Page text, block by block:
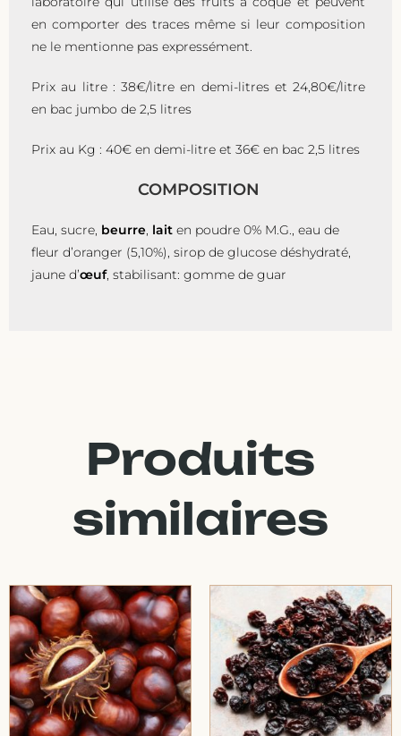
en comporter des traces même si leur composition
ne le mentionne pas expressément.
Prix au litre : 38€/litre en demi-litres et 24,80€/litre
en bac jumbo de 2,5 litres
Prix au Kg : 40€ en demi-litre et 36€ en bac 2,5 litres
COMPOSITION
Eau, sucre, beurre, lait en poudre 0% M.G., eau de
fleur d’oranger (5,10%), sirop de glucose déshydraté,
jaune d’œuf, stabilisant: gomme de guar
Produits
similaires